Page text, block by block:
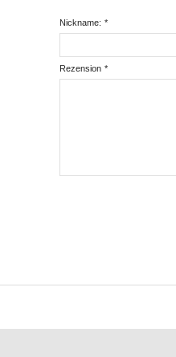
*
Nickname:
*
Rezension